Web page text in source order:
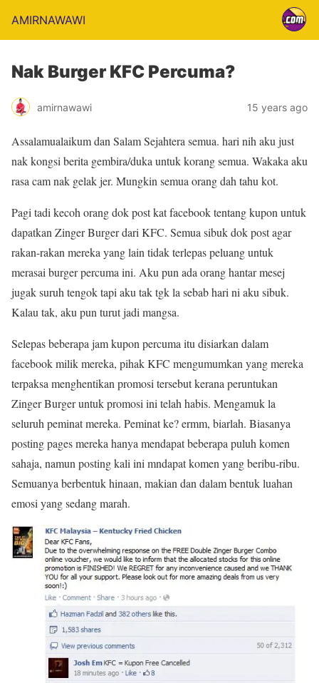
AMIRNAWAWI
Nak Burger KFC Percuma?
amirnawawi 15 years ago
Assalamualaikum dan Salam Sejahtera semua. hari nih aku just
nak kongsi berita gembira/duka untuk korang semua. Wakaka aku
rasa cam nak gelak jer. Mungkin semua orang dah tahu kot.
Pagi tadi kecoh orang dok post kat facebook tentang kupon untuk
dapatkan Zinger Burger dari KFC. Semua sibuk dok post agar
rakan-rakan mereka yang lain tidak terlepas peluang untuk
merasai burger percuma ini. Aku pun ada orang hantar mesej
jugak suruh tengok tapi aku tak tgk la sebab hari ni aku sibuk.
Kalau tak, aku pun turut jadi mangsa.
Selepas beberapa jam kupon percuma itu disiarkan dalam
facebook milik mereka, pihak KFC mengumumkan yang mereka
terpaksa menghentikan promosi tersebut kerana peruntukan
Zinger Burger untuk promosi ini telah habis. Mengamuk la
seluruh peminat mereka. Peminat ke? ermm, biarlah. Biasanya
posting pages mereka hanya mendapat beberapa puluh komen
sahaja, namun posting kali ini mndapat komen yang beribu-ribu.
Semuanya berbentuk hinaan, makian dan dalam bentuk luahan
emosi yang sedang marah.